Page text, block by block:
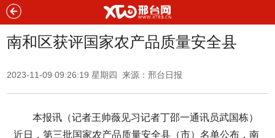
南和区获评国家农产品质量安全县
2023-11-09 09:26:19 星期四 来源：邢台日报
本报讯（记者王帅薇见习记者丁邵一通讯员武国栋）
近日，第三批国家农产品质量安全县（市）名单公布，南